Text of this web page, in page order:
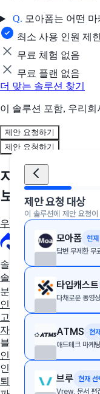
Q. 모아폼는 어떤
최소 사용 인원 제
무료 체험 없음
무료 플랜 없음
더 맞는 솔루션 찾기
이 솔루션 포함, 우리
제안 요청하기
제안 요청 대상
이 솔루션에 제안 요청
모아폼 현재
답변 무제한 무
타입캐스트
ATMS
현
애드테크 마케
브루 현재 선
Vrew, 문서 편
제안 요청하기
지금, 우리 회
보세요
우리 회사에 딱 맞는 툴
솔루션 추천
솔루션 추천받기
분야별 솔루션
인사·노무
협업툴·그룹
고객관리 AI·자동화 데
자인툴
개발운영 보안
블로그
인사이트
인사노무 계산기
퇴직금 계산기 4대보험